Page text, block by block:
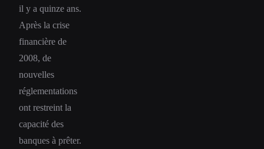
il y a quinze ans.
Après la crise
financière de
2008, de
nouvelles
réglementations
ont restreint la
capacité des
banques à prêter.